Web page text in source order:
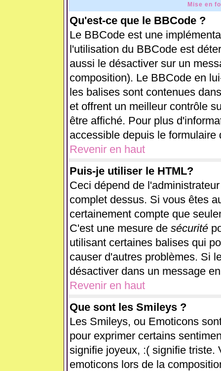
Mise en
Qu'est-ce que le BBCode ?
Le BBCode est une
l'utilisation du BBCode est
aussi le désactiver sur un
composition). Le BBCode en
les balises sont contenues
et offrent un meilleur contrôle
être affiché. Pour plus
accessible depuis le formulaire
Revenir en haut
Puis-je utiliser le HTML?
Ceci dépend de
complet dessus. Si vous êtes
certainement compte que
C'est une mesure de sécurité
utilisant certaines balises qui
causer d'autres problèmes. Si
désactiver dans un message
Revenir en haut
Que sont les Smileys ?
Les Smileys, ou Emoticons
pour exprimer certains
signifie joyeux, :( signifie triste.
emoticons lors de la